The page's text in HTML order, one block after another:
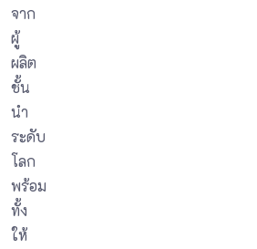
จาก
ผู้
ผลิต
ชั้น
นำ
ระดับ
โลก
พร้อม
ทั้ง
ให้